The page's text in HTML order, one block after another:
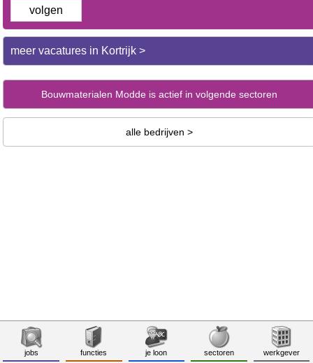
volgen
meer vacatures in Kortrijk >
Bouwmaterialen Modde is actief in volgende sectoren
alle bedrijven >
jobs functies je loon sectoren werkgever